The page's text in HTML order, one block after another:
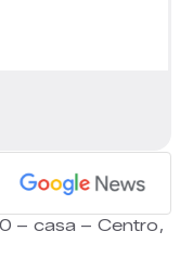
– casa – Centro,